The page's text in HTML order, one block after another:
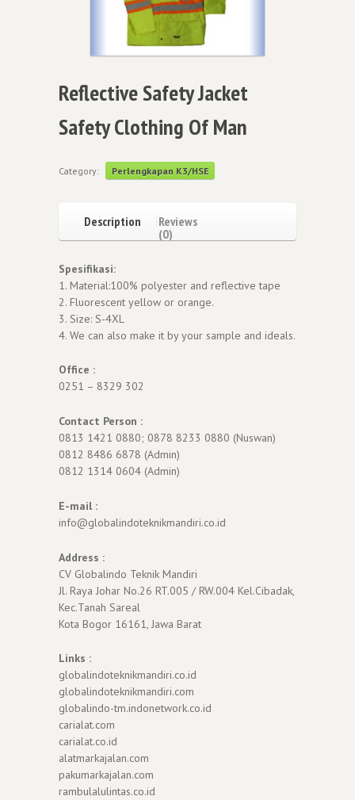
Reflective Safety Jacket
Safety Clothing Of Man
Category: Perlengkapan K3/HSE
Description
Reviews
(0)
Spesifikasi:
1. Material:100% polyester and reflective tape
2. Fluorescent yellow or orange.
3. Size: S-4XL
4. We can also make it by your sample and ideals.
Office :
0251 – 8329 302
Contact Person :
0813 1421 0880; 0878 8233 0880 (Nuswan)
0812 8486 6878 (Admin)
0812 1314 0604 (Admin)
E-mail :
info@globalindoteknikmandiri.co.id
Address :
CV Globalindo Teknik Mandiri
Jl. Raya Johar No.26 RT.005 / RW.004 Kel.Cibadak,
Kec.Tanah Sareal
Kota Bogor 16161, Jawa Barat
Links :
globalindoteknikmandiri.co.id
globalindoteknikmandiri.com
globalindo-tm.indonetwork.co.id
carialat.com
carialat.co.id
alatmarkajalan.com
pakumarkajalan.com
rambulalulintas.co.id